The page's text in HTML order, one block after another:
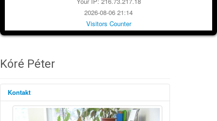
2026-08-06 21:14
Visitors Counter
Kóré Péter
Kontakt
Position: